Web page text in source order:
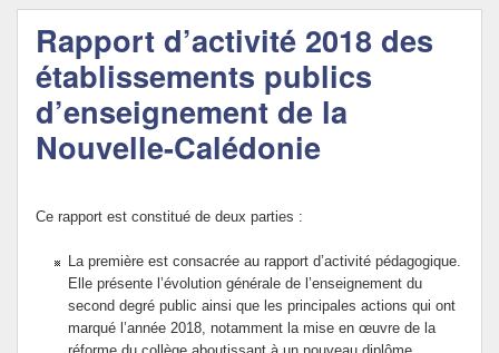
Enseignements
Examens/Concours
Politique Éducative
Rapport d’activité 2018 des
établissements publics
d’enseignement de la
Nouvelle-Calédonie
Ce rapport est constitué de deux parties :
La première est consacrée au rapport d’activité pédagogique.
Elle présente l’évolution générale de l’enseignement du
second degré public ainsi que les principales actions qui ont
marqué l’année 2018, notamment la mise en œuvre de la